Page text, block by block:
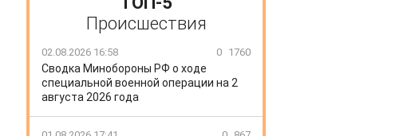
Происшествия
02.08.2026 16:58 0 1760
Сводка Минобороны РФ о ходе
специальной военной операции на 2
августа 2026 года